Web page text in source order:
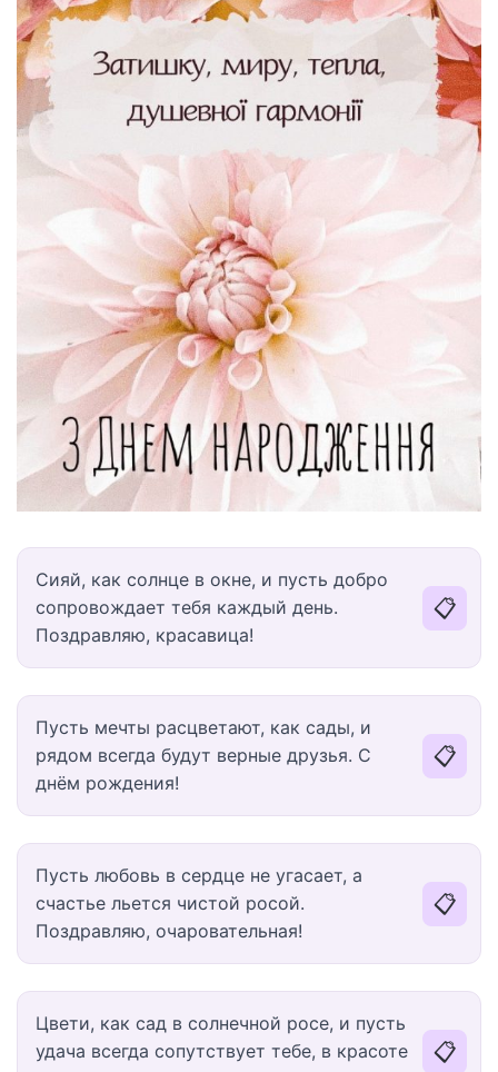
Сияй, как солнце в окне, и пусть добро
сопровождает тебя каждый день.
Поздравляю, красавица!
📋
Пусть мечты расцветают, как сады, и
рядом всегда будут верные друзья. С
днём рождения!
📋
Пусть любовь в сердце не угасает, а
счастье льется чистой росой.
Поздравляю, очаровательная!
📋
Цвети, как сад в солнечной росе, и пусть
удача всегда сопутствует тебе, в красоте
📋